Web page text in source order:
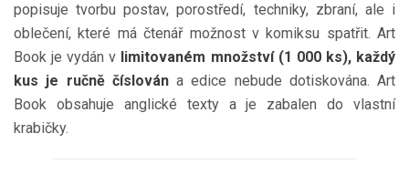
popisuje tvorbu postav, porostředí, techniky, zbraní, ale i
oblečení, které má čtenář možnost v komiksu spatřit. Art
Book je vydán v limitovaném množství (1 000 ks), každý
kus je ručně číslována edice nebude dotiskována. Art
Book obsahuje anglické texty a je zabalen do vlastní
krabičky.